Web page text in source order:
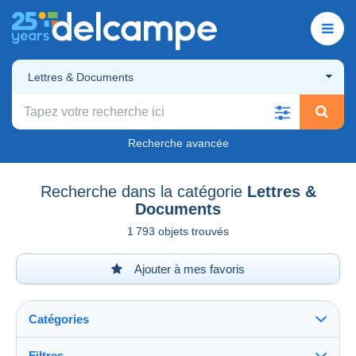
Lettres & Documents
Recherche avancée
Recherche dans la catégorie Lettres &
Documents
1 793 objets trouvés
Ajouter à mes favoris
Catégories